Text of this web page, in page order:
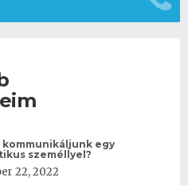
kommunikáljunk egy
személlyel?
22, 2022